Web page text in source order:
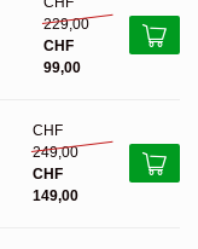
229,00
CHF
99,00
CHF
249,00
CHF
149,00